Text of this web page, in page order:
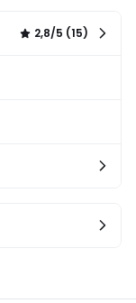
liste
2,8/5 (15)